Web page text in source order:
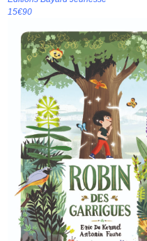
15€90